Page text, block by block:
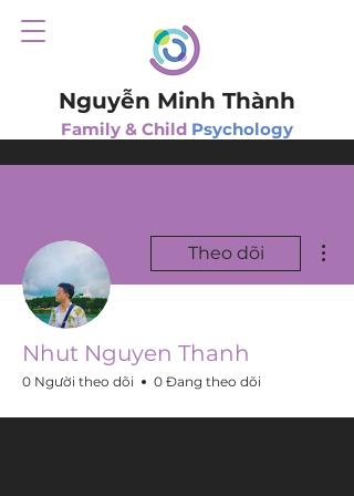
Nguyễn Minh Thành
Family & Child Psychology
Theo dõi
Nhut Nguyen Thanh
0 Người theo dõi 0 Đang theo dõi